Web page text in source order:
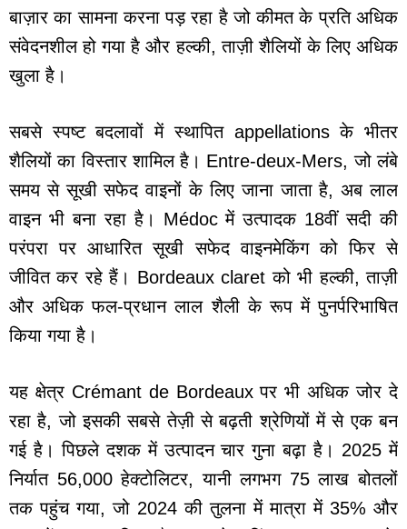
बाज़ार का सामना करना पड़ रहा है जो कीमत के प्रति अधिक
संवेदनशील हो गया है और हल्की, ताज़ी शैलियों के लिए अधिक
खुला है।
सबसे स्पष्ट बदलावों में स्थापित appellations के भीतर
शैलियों का विस्तार शामिल है। Entre-deux-Mers, जो लंबे
समय से सूखी सफेद वाइनों के लिए जाना जाता है, अब लाल
वाइन भी बना रहा है। Médoc में उत्पादक 18वीं सदी की
परंपरा पर आधारित सूखी सफेद वाइनमेकिंग को फिर से
जीवित कर रहे हैं। Bordeaux claret को भी हल्की, ताज़ी
और अधिक फल-प्रधान लाल शैली के रूप में पुनर्परिभाषित
किया गया है।
यह क्षेत्र Crémant de Bordeaux पर भी अधिक जोर दे
रहा है, जो इसकी सबसे तेज़ी से बढ़ती श्रेणियों में से एक बन
गई है। पिछले दशक में उत्पादन चार गुना बढ़ा है। 2025 में
निर्यात 56,000 हेक्टोलिटर, यानी लगभग 75 लाख बोतलों
तक पहुंच गया, जो 2024 की तुलना में मात्रा में 35% और